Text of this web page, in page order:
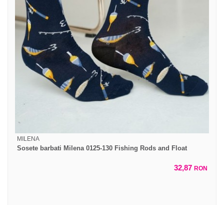
MILENA
Sosete barbati Milena 0125-130 Fishing Rods and Float
32,87 RON